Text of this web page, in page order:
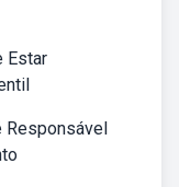
Estar
Responsável